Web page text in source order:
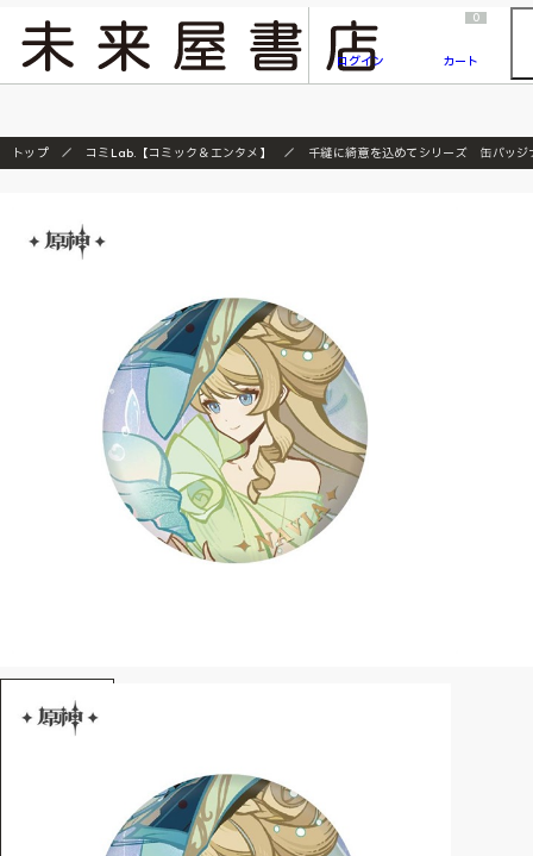
『ONE PIECE magazine 021 ONE PIECEカード付き同梱版』発売延期のご案内
ログイン
0
カート
トップ コミLab.【コミック＆エンタメ】 千縫に綺意を込めてシリーズ 缶バッジ